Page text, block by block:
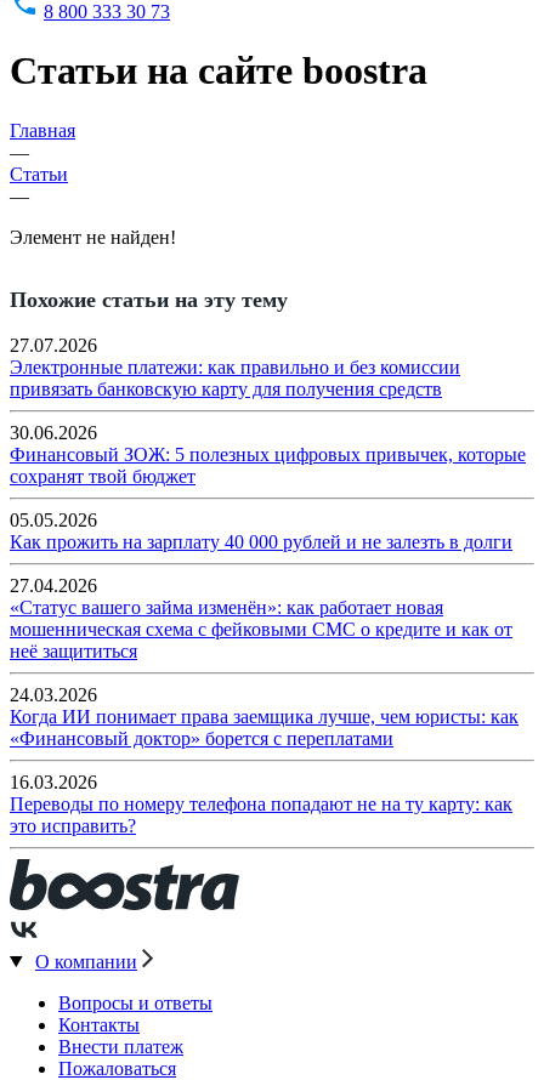
8 800 333 30 73
Статьи на сайте boostra
Главная
—
Статьи
—
Элемент не найден!
Похожие статьи на эту тему
27.07.2026
Электронные платежи: как правильно и без комиссии
привязать банковскую карту для получения средств
30.06.2026
Финансовый ЗОЖ: 5 полезных цифровых привычек, которые
сохранят твой бюджет
05.05.2026
Как прожить на зарплату 40 000 рублей и не залезть в долги
27.04.2026
«Статус вашего займа изменён»: как работает новая
мошенническая схема с фейковыми СМС о кредите и как от
неё защититься
24.03.2026
Когда ИИ понимает права заемщика лучше, чем юристы: как
«Финансовый доктор» борется с переплатами
16.03.2026
Переводы по номеру телефона попадают не на ту карту: как
это исправить?
О компании
Вопросы и ответы
Контакты
Внести платеж
Пожаловаться